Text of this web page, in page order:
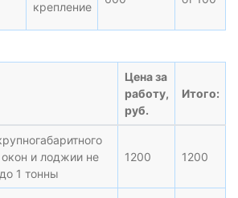
крепление
Цена за
работу,
руб.
Итого:
и лоджии не
1 тонны
1200 1200